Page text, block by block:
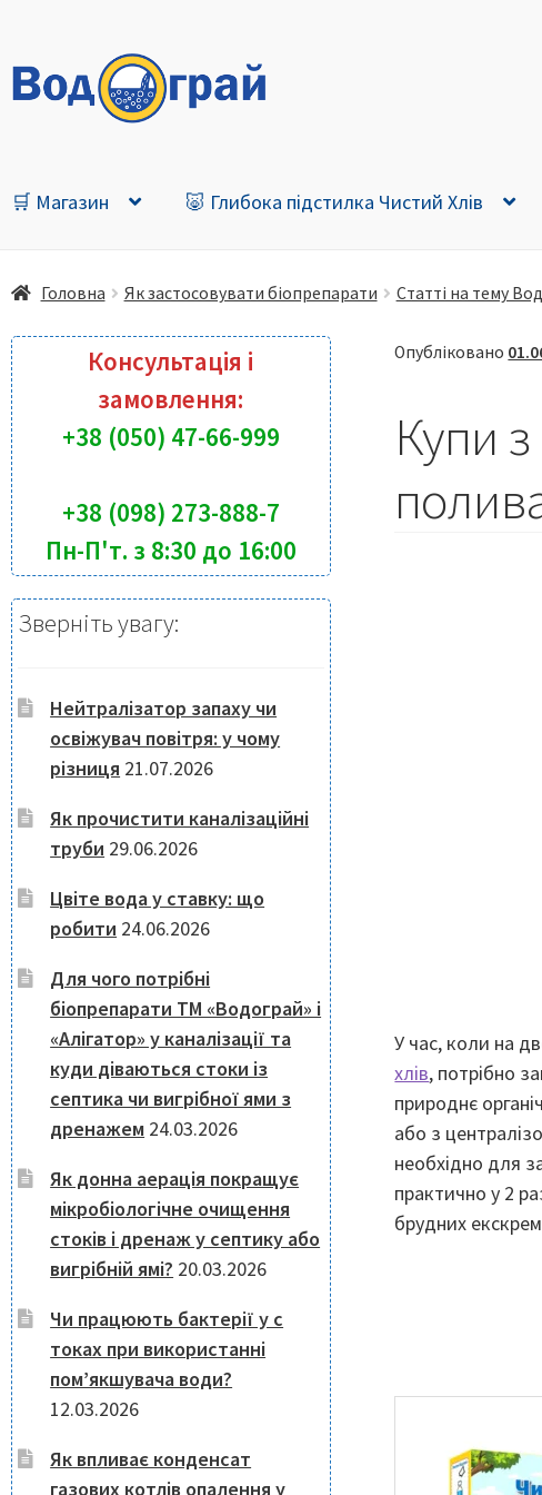
Перейти
до
Перейти
до
🛒 Магазин 🐷 Глибока підстилка Чистий Хлів
Головна Як застосовувати біопрепарати Статті на тему
Опубліковано
Купи
У час, коли на
хлів, потрібно
природнє
або з
необхідно для
практично у 2
брудних
Консультація і
замовлення:
+38 (050) 47-66-999
+38 (098) 273-888-7
Пн-П'т. з 8:30 до 16:00
Зверніть увагу:
Нейтралізатор запаху чи
освіжувач повітря: у чому
різниця 21.07.2026
Як прочистити каналізаційні
труби 29.06.2026
Цвіте вода у ставку: що
робити 24.06.2026
Для чого потрібні
біопрепарати ТМ «Водограй» і
«Алігатор» у каналізації та
куди діваються стоки із
септика чи вигрібної ями з
дренажем 24.03.2026
Як донна аерація покращує
мікробіологічне очищення
стоків і дренаж у септику або
вигрібній ямі? 20.03.2026
Чи працюють бактерії у с
токах при використанні
пом’якшувача води?
12.03.2026
Як впливає конденсат
газових котлів опалення у